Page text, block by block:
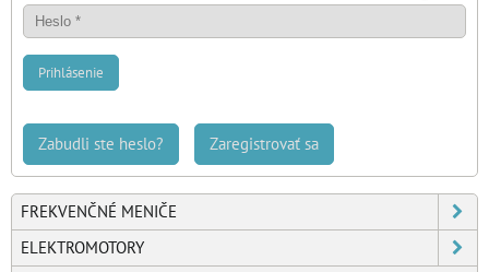
Prihlásenie
Zabudli ste heslo? Zaregistrovať sa
FREKVENČNÉ MENIČE
ELEKTROMOTORY